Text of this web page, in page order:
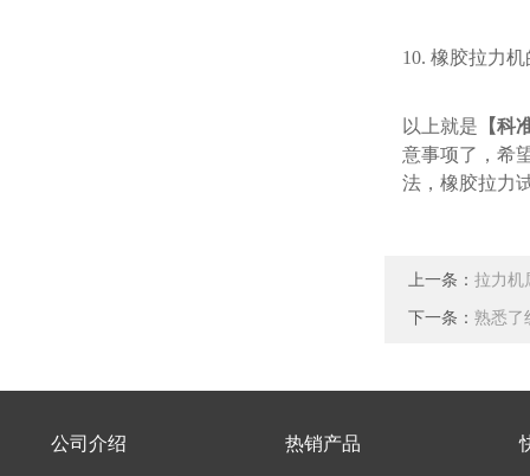
10. 橡胶拉力
以上就是 【科
意事项了，希
法，橡胶拉力
上一条： 拉力机
下一条： 熟悉了
公司介绍 热销产品